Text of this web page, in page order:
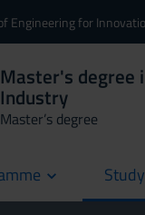
Engineering for
Master's degree
Industry
Master’s degree